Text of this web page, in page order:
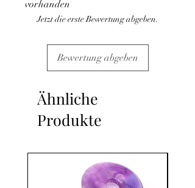
vorhanden
Jetzt die erste Bewertung abgeben.
Bewertung abgeben
Ähnliche
Produkte